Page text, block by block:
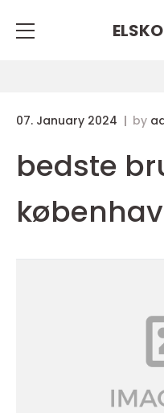
07. January 2024 by
bedste